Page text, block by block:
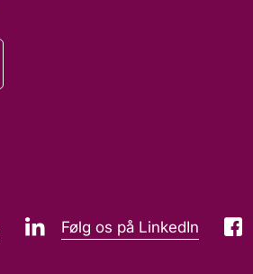
Følg os på LinkedIn